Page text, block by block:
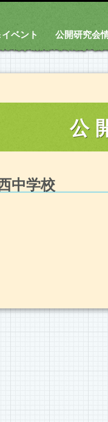
ベント 公開研究会
公
中学校